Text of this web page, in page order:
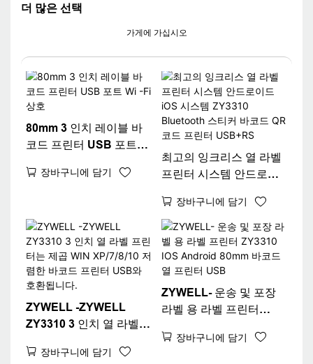
더 많은 선택
가게에 가십시오
80mm 3 인치 레이블 바
코드 프린터 USB 포트
장바구니에 담기
최고의 잉크리스 열 라벨
프린터 시스템 안드로이
Bluetooth 스티커 바코드
QR 코드 프린터
USB+RS
장바구니에 담기
ZYWELL -ZYWELL
ZY3310 3 인치 열 라벨
XP/7/8/10 저렴한 바코드
장바구니에 담기
ZYWELL- 운송 및 포장
라벨 용 라벨 프린터
80mm 바코드 열 프린터
장바구니에 담기